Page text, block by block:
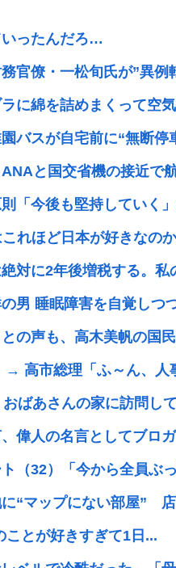
いったんだろ…
官僚・一松旬氏が”異例
に綿を詰めまくって空
園バスが自宅前に“無断
と国交省機の接近で
「今後も堅持していく
れほど日本が好きな
対に2年後増税する。私
男 睡眠障害を自覚しつ
の声も、高木美帆の国
→ 高市総理「ふ～ん、人
おばあさんの家に訪問し
偉人の名言としてブロ
（32）「今から全員ぶ
に“マップにない部屋”
ことが好きすぎて1日...